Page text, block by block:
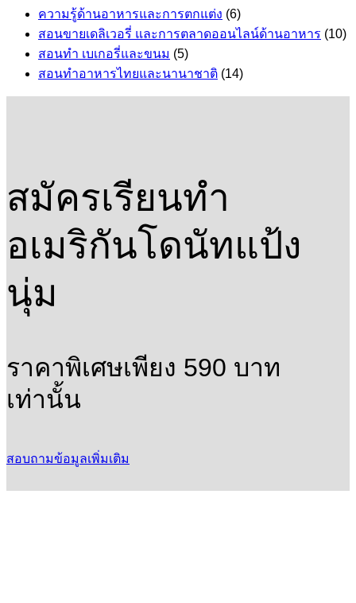
ความรู้ด้านอาหารและการตกแต่ง (6)
สอนขายเดลิเวอรี่ และการตลาดออนไลน์ด้านอาหาร (10)
สอนทำ เบเกอรี่และขนม (5)
สอนทำอาหารไทยและนานาชาติ (14)
สมัครเรียนทำ
อเมริกันโดนัทแป้ง
นุ่ม
ราคาพิเศษเพียง 590 บาท
เท่านั้น
สอบถามข้อมูลเพิ่มเติม